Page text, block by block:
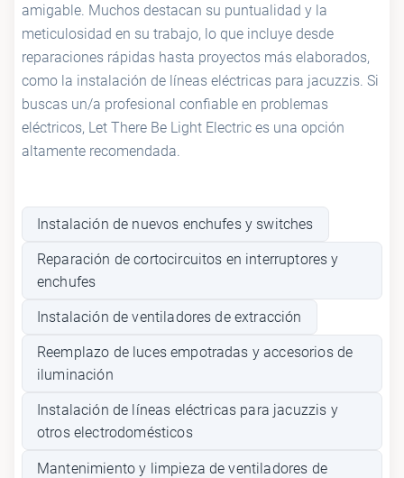
amigable. Muchos destacan su puntualidad y la
meticulosidad en su trabajo, lo que incluye desde
reparaciones rápidas hasta proyectos más elaborados,
como la instalación de líneas eléctricas para jacuzzis. Si
buscas un/a profesional confiable en problemas
eléctricos, Let There Be Light Electric es una opción
altamente recomendada.
Instalación de nuevos enchufes y switches
Reparación de cortocircuitos en interruptores y
enchufes
Instalación de ventiladores de extracción
Reemplazo de luces empotradas y accesorios de
iluminación
Instalación de líneas eléctricas para jacuzzis y
otros electrodomésticos
Mantenimiento y limpieza de ventiladores de